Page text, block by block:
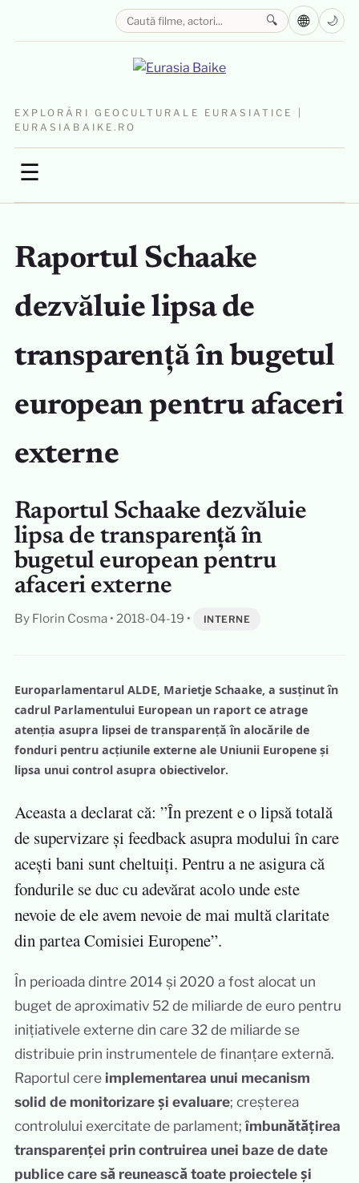
EXPLORĂRI GEOCULTURALE EURASIATICE |
EURASIABAIKE.RO
☰
🔍 🌐 🌙
Raportul Schaake
dezvăluie lipsa de
transparență în bugetul
european pentru afaceri
externe
Raportul Schaake dezvăluie
lipsa de transparență în
bugetul european pentru
afaceri externe
By Florin Cosma• 2018-04-19 • INTERNE
Europarlamentarul ALDE, Marietje Schaake, a susținut în
cadrul Parlamentului European un raport ce atrage
atenția asupra lipsei de transparență în alocările de
fonduri pentru acțiunile externe ale Uniunii Europene și
lipsa unui control asupra obiectivelor.
Aceasta a declarat că: ”În prezent e o lipsă totală
de supervizare și feedback asupra modului în care
acești bani sunt cheltuiți. Pentru a ne asigura că
fondurile se duc cu adevărat acolo unde este
nevoie de ele avem nevoie de mai multă claritate
din partea Comisiei Europene”.
În perioada dintre 2014 și 2020 a fost alocat un
buget de aproximativ 52 de miliarde de euro pentru
inițiativele externe din care 32 de miliarde se
distribuie prin instrumentele de finanțare externă.
Raportul cere implementarea unui mecanism
solid de monitorizare și evaluare; creșterea
controlului exercitate de parlament;îmbunătățirea
transparenței prin contruirea unei baze de date
publice care să reunească toate proiectele și